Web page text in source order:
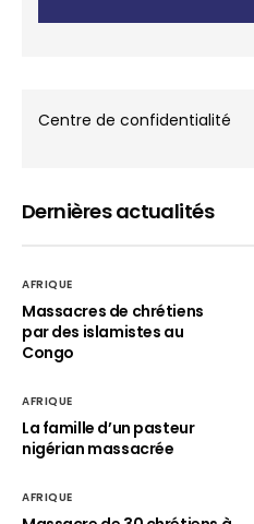
Centre de confidentialité
Dernières actualités
AFRIQUE
Massacres de chrétiens
par des islamistes au
Congo
AFRIQUE
La famille d’un pasteur
nigérian massacrée
AFRIQUE